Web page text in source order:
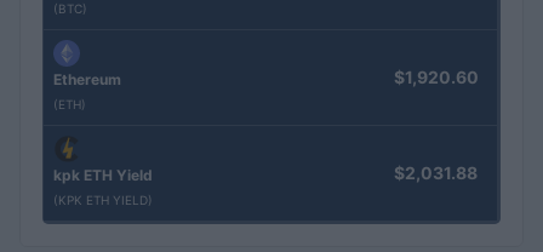
(BTC)
Ethereum
(ETH)
$1,920.60
kpk ETH Yield
(KPK ETH YIELD)
$2,031.88